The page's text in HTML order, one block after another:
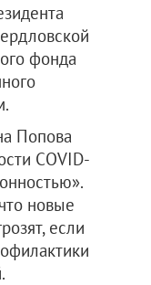
фонда
Попова
COVID-
новые
если